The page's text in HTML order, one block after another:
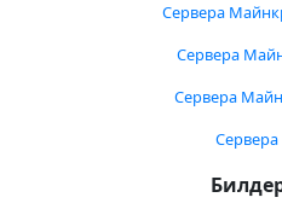
Сервера
Сервера
Сервера